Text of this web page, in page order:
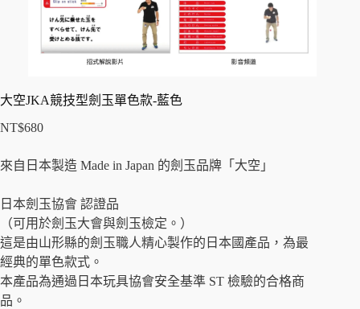
大空JKA競技型劍玉單色款-藍色
NT$680
來自日本製造 Made in Japan 的劍玉品牌「大空」
日本劍玉協會 認證品
（可用於劍玉大會與劍玉檢定。）
這是由山形縣的劍玉職人精心製作的日本國產品，為最
經典的單色款式。
本產品為通過日本玩具協會安全基準 ST 檢驗的合格商
品。